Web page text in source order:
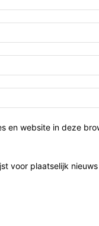
en website in deze
voor plaatselijk nieuws